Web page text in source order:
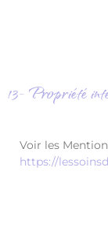
13- Propriété
Voir les
https://